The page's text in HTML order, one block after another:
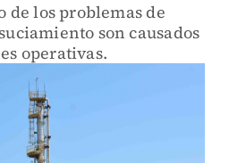
de los problemas de
son causados
operativas.